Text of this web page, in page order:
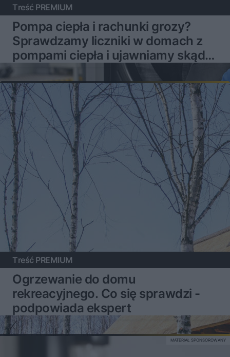
Treść PREMIUM
Pompa ciepła i rachunki grozy?
Sprawdzamy liczniki w domach z
pompami ciepła i ujawniamy skąd
mogą brać się problemy
Treść PREMIUM
Ogrzewanie do domu
rekreacyjnego. Co się sprawdzi -
podpowiada ekspert
MATERIAŁ SPONSOROWANY